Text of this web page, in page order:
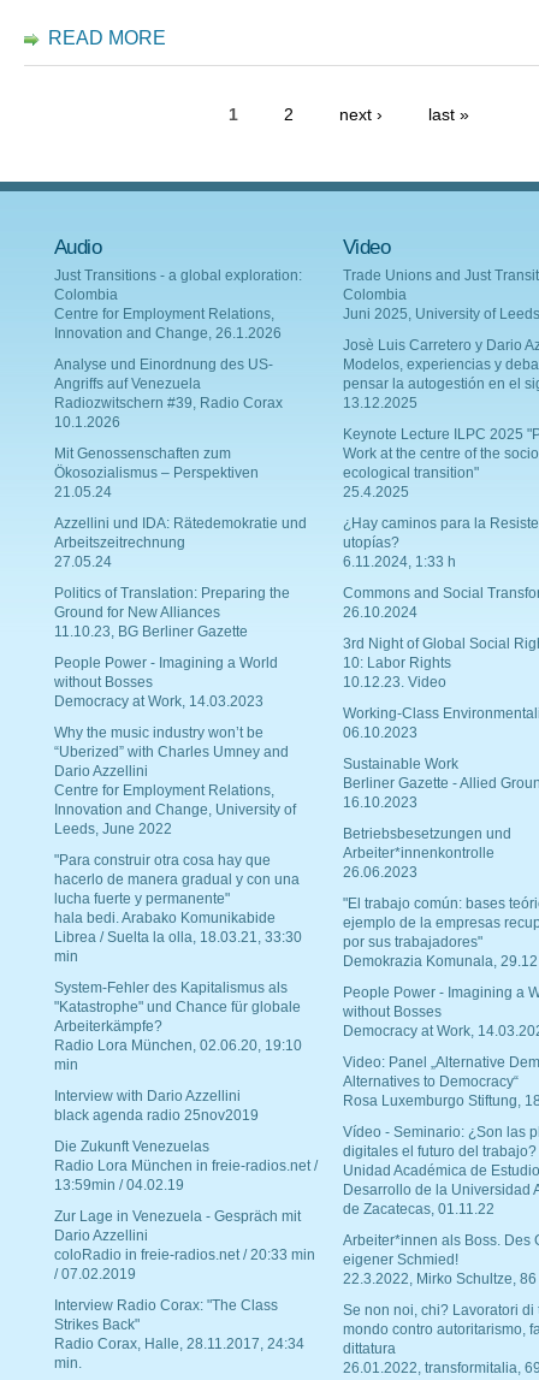
READ MORE
1 2 next › last »
Audio
Just Transitions - a global exploration:
Colombia
Centre for Employment Relations,
Innovation and Change, 26.1.2026
Analyse und Einordnung des US-
Angriffs auf Venezuela
Radiozwitschern #39, Radio Corax
10.1.2026
Mit Genossenschaften zum
Ökosozialismus – Perspektiven
21.05.24
Azzellini und IDA: Rätedemokratie und
Arbeitszeitrechnung
27.05.24
Politics of Translation: Preparing the
Ground for New Alliances
11.10.23, BG Berliner Gazette
People Power - Imagining a World
without Bosses
Democracy at Work, 14.03.2023
Why the music industry won’t be
“Uberized” with Charles Umney and
Dario Azzellini
Centre for Employment Relations,
Innovation and Change, University of
Leeds, June 2022
"Para construir otra cosa hay que
hacerlo de manera gradual y con una
lucha fuerte y permanente"
hala bedi. Arabako Komunikabide
Librea / Suelta la olla, 18.03.21, 33:30
min
System-Fehler des Kapitalismus als
"Katastrophe" und Chance für globale
Arbeiterkämpfe?
Radio Lora München, 02.06.20, 19:10
min
Interview with Dario Azzellini
black agenda radio 25nov2019
Die Zukunft Venezuelas
Radio Lora München in freie-radios.net /
13:59min / 04.02.19
Zur Lage in Venezuela - Gespräch mit
Dario Azzellini
coloRadio in freie-radios.net / 20:33 min
/ 07.02.2019
Interview Radio Corax: "The Class
Strikes Back"
Radio Corax, Halle, 28.11.2017, 24:34
min.
Video
Trade Unions and Just
Colombia
Juni 2025, University of Leeds
Josè Luis Carretero y Dario
Modelos, experiencias y
pensar la autogestión en el
13.12.2025
Keynote Lecture ILPC 2025
Work at the centre of the
ecological transition"
25.4.2025
¿Hay caminos para la
utopías?
6.11.2024, 1:33 h
Commons and Social
26.10.2024
3rd Night of Global Social
10: Labor Rights
10.12.23. Video
Working-Class
06.10.2023
Sustainable Work
Berliner Gazette - Allied
16.10.2023
Betriebsbesetzungen und
Arbeiter*innenkontrolle
26.06.2023
"El trabajo común: bases
ejemplo de la empresas
por sus trabajadores"
Demokrazia Komunala,
People Power - Imagining a
without Bosses
Democracy at Work,
Video: Panel „Alternative
Alternatives to Democracy“
Rosa Luxemburgo Stiftung,
Vídeo - Seminario: ¿Son las
digitales el futuro del trabajo?
Unidad Académica de
Desarrollo de la Universidad
de Zacatecas, 01.11.22
Arbeiter*innen als Boss. Des
eigener Schmied!
22.3.2022, Mirko Schultze, 86
Se non noi, chi? Lavoratori di
mondo contro autoritarismo,
dittatura
26.01.2022, transformitalia,